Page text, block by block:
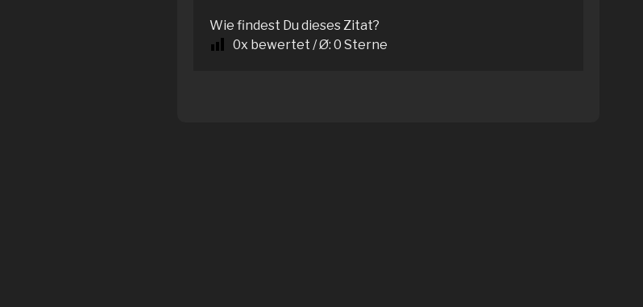
Wie findest Du dieses Zitat?
0x bewertet / Ø: 0 Sterne